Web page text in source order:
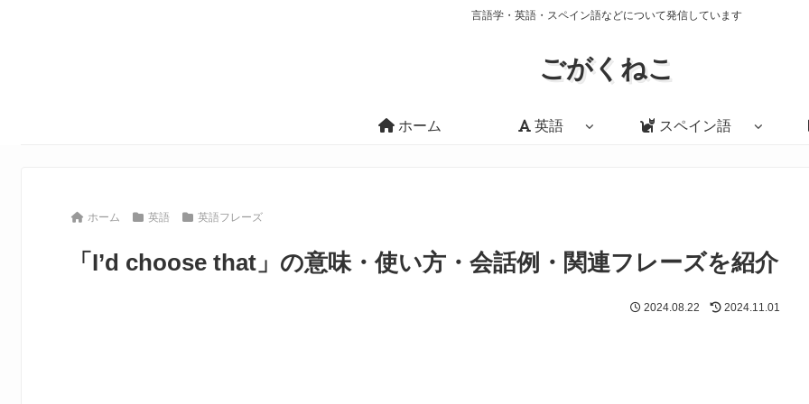
言語学・英語・スペイン語などについて発信しています
ごがくねこ
ホーム 英語 スペイン語
ホーム 英語 英語フレーズ
「I’d choose that」の意味・使い方・会話例・関連フレーズを紹介
2024.08.22 2024.11.01